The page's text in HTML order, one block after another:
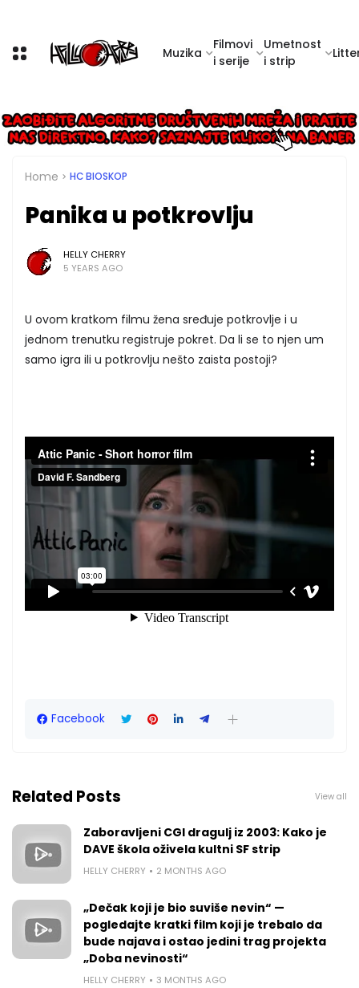
Muzika
Filmovi
i serije
Umetnost
i strip
Home HC BIOSKOP
Panika u potkrovlju
HELLY CHERRY
5 YEARS AGO
U ovom kratkom filmu žena sređuje potkrovlje i u
jednom trenutku registruje pokret. Da li se to njen um
samo igra ili u potkrovlju nešto zaista postoji?
Facebook
Related Posts View all
Zaboravljeni CGI dragulj iz 2003: Kako je
DAVE škola oživela kultni SF strip
HELLY CHERRY 2 MONTHS AGO
„Dečak koji je bio suviše nevin“ —
pogledajte kratki film koji je trebalo da
bude najava i ostao jedini trag projekta
„Doba nevinosti“
HELLY CHERRY 3 MONTHS AGO